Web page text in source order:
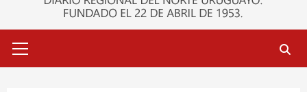
primario